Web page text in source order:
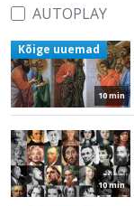
AUTOPLAY
10 min
Kõige uuemad
10 min